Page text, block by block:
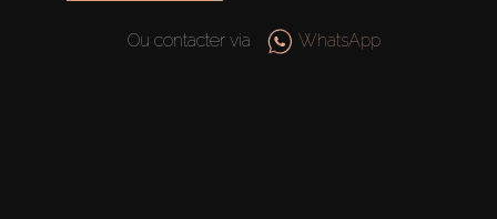
Ou contacter via WhatsApp